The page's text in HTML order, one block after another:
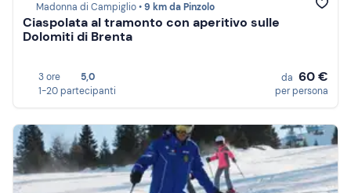
Madonna di Campiglio •9 km da Pinzolo
Ciaspolata al tramonto con aperitivo sulle
Dolomiti di Brenta
3 ore
5,0
1-20 partecipanti
da 60 €
per persona